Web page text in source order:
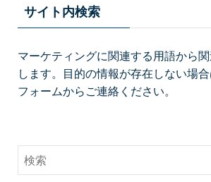
サイト内検索
マーケティングに関連する用語から
します。目的の情報が存在しない場
フォームからご連絡ください。